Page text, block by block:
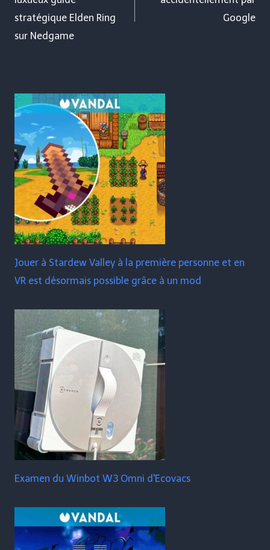
l’article
stratégique Elden Ring
sur Nedgame
Google
Jouer à Stardew Valley à la première personne et en
VR est désormais possible grâce à un mod
Examen du Winbot W3 Omni d'Ecovacs